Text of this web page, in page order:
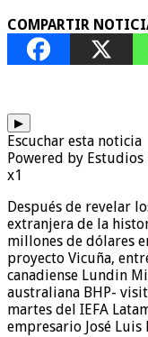
COMPARTIR
▶
Escuchar esta noticia
Powered by Estudios
x1
Después de revelar
extranjera de la
millones de dólares
proyecto Vicuña,
canadiense Lundin
australiana BHP-
martes del IEFA
empresario José Luis